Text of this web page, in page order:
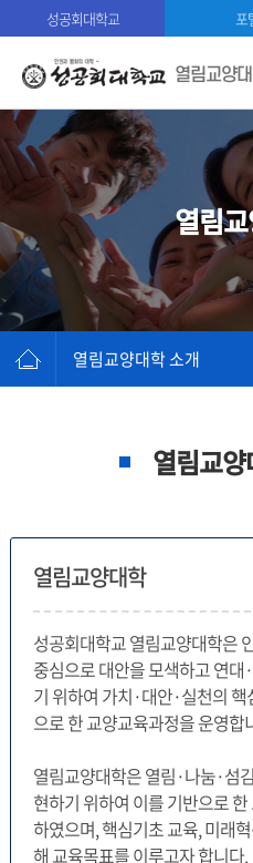
성공회대학교 포
열림교양
열림
열림교양대학 소개
열림교
열림교양대학
성공회대학교 열림교양대학은
중심으로 대안을 모색하고 연
기 위하여 가치·대안·실천의
으로 한 교양교육과정을 운영합
열림교양대학은 열림·나눔·섬
현하기 위하여 이를 기반으로
하였으며, 핵심기초 교육, 미
해 교육목표를 이루고자 합니다.